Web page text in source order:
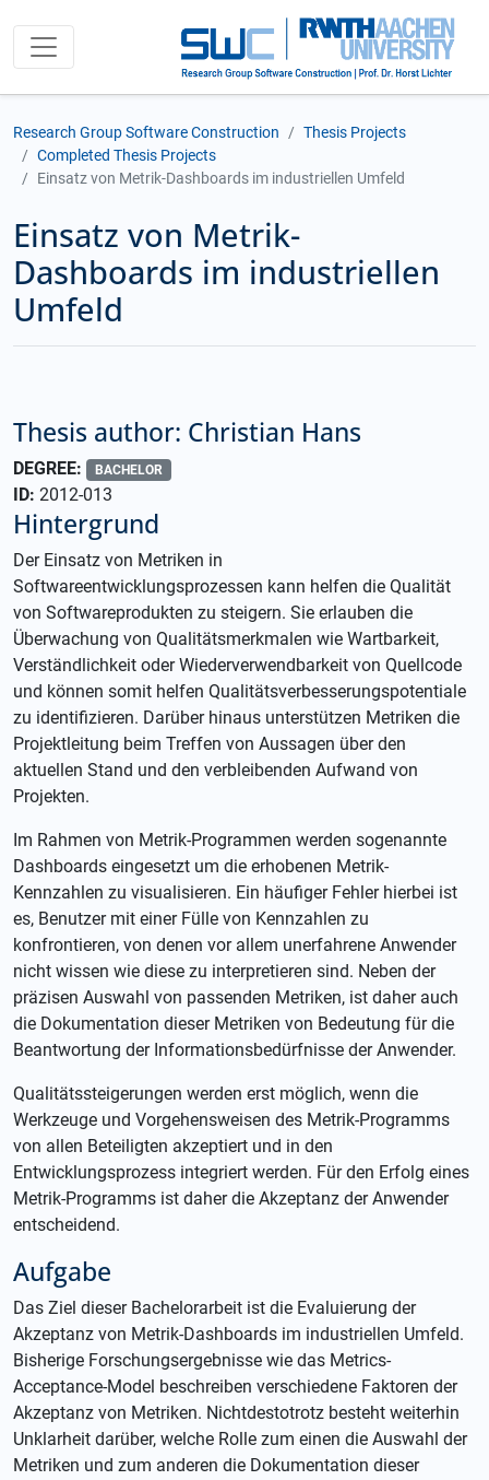
Research Group Software Construction
Thesis Projects
Completed Thesis Projects
Einsatz von Metrik-Dashboards im industriellen Umfeld
Einsatz von Metrik-
Dashboards im industriellen
Umfeld
Thesis author: Christian Hans
DEGREE: BACHELOR
ID: 2012-013
Hintergrund
Der Einsatz von Metriken in
Softwareentwicklungsprozessen kann helfen die Qualität
von Softwareprodukten zu steigern. Sie erlauben die
Überwachung von Qualitätsmerkmalen wie Wartbarkeit,
Verständlichkeit oder Wiederverwendbarkeit von Quellcode
und können somit helfen Qualitätsverbesserungspotentiale
zu identifizieren. Darüber hinaus unterstützen Metriken die
Projektleitung beim Treffen von Aussagen über den
aktuellen Stand und den verbleibenden Aufwand von
Projekten.
Im Rahmen von Metrik-Programmen werden sogenannte
Dashboards eingesetzt um die erhobenen Metrik-
Kennzahlen zu visualisieren. Ein häufiger Fehler hierbei ist
es, Benutzer mit einer Fülle von Kennzahlen zu
konfrontieren, von denen vor allem unerfahrene Anwender
nicht wissen wie diese zu interpretieren sind. Neben der
präzisen Auswahl von passenden Metriken, ist daher auch
die Dokumentation dieser Metriken von Bedeutung für die
Beantwortung der Informationsbedürfnisse der Anwender.
Qualitätssteigerungen werden erst möglich, wenn die
Werkzeuge und Vorgehensweisen des Metrik-Programms
von allen Beteiligten akzeptiert und in den
Entwicklungsprozess integriert werden. Für den Erfolg eines
Metrik-Programms ist daher die Akzeptanz der Anwender
entscheidend.
Aufgabe
Das Ziel dieser Bachelorarbeit ist die Evaluierung der
Akzeptanz von Metrik-Dashboards im industriellen Umfeld.
Bisherige Forschungsergebnisse wie das Metrics-
Acceptance-Model beschreiben verschiedene Faktoren der
Akzeptanz von Metriken. Nichtdestotrotz besteht weiterhin
Unklarheit darüber, welche Rolle zum einen die Auswahl der
Metriken und zum anderen die Dokumentation dieser